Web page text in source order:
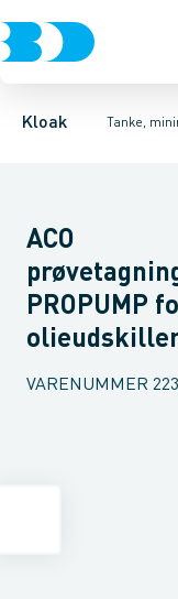
Kloak Tanke,
Rør & fittings
Udskillere Tanke
Olieudskillere
ACO
PROPUMP
VARENUMMER